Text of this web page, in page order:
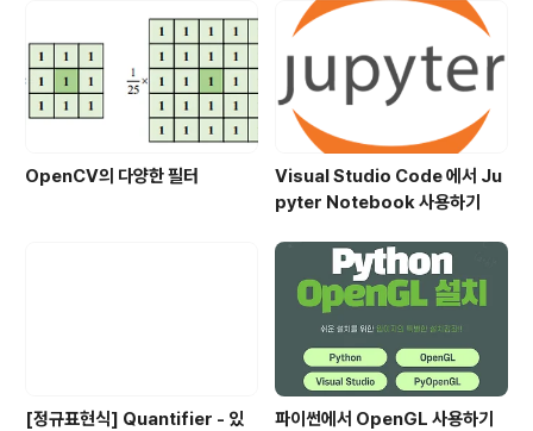
OpenCV의 다양한 필터
Visual Studio Code 에서 Ju
pyter Notebook 사용하기
[정규표현식] Quantifier - 있
파이썬에서 OpenGL 사용하기